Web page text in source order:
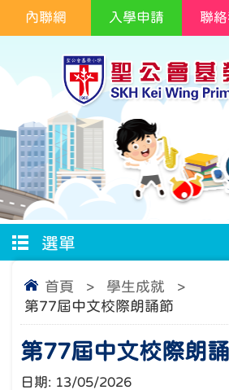
內聯網 入學申請 聯
選單
首頁 > 學生成就
>
第77屆中文校際朗誦節
第77屆中文校際朗
日期: 13/05/2026